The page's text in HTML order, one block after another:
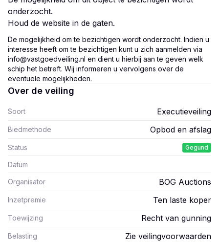
onderzocht.
Houd de website in de gaten.
De mogelijkheid om te bezichtigen wordt onderzocht. Indien u
interesse heeft om te bezichtigen kunt u zich aanmelden via
info@vastgoedveiling.nl en dient u hierbij aan te geven welk
schip het betreft. Wij informeren u vervolgens over de
eventuele mogelijkheden.
Over de veiling
Soort Executieveiling
Biedmethode Opbod en afslag
Status Gegund
Datum
Organisator BOG Auctions
Inzetpremie Ten laste koper
Toewijzing Recht van gunning
Belasting Zie veilingvoorwaarden